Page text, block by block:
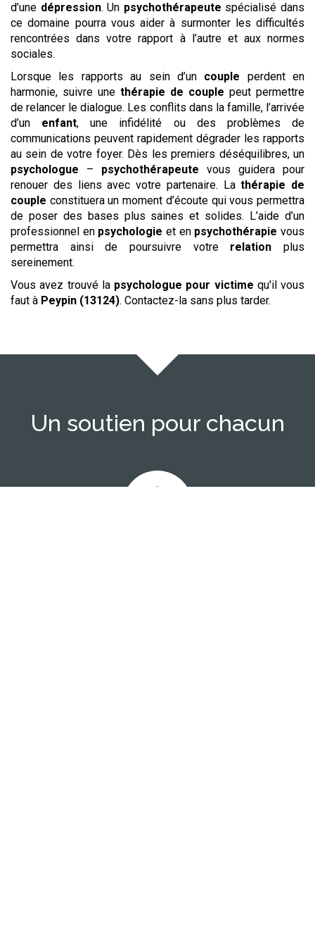
d’une dépression. Un psychothérapeute spécialisé dans
ce domaine pourra vous aider à surmonter les difficultés
rencontrées dans votre rapport à l’autre et aux normes
sociales.
Lorsque les rapports au sein d’un couple perdent en
harmonie, suivre une thérapie de couple peut permettre
de relancer le dialogue. Les conflits dans la famille, l’arrivée
d’un enfant, une infidélité ou des problèmes de
communications peuvent rapidement dégrader les rapports
au sein de votre foyer. Dès les premiers déséquilibres, un
psychologue – psychothérapeute vous guidera pour
renouer des liens avec votre partenaire. Lathérapie de
couple constituera un moment d’écoute qui vous permettra
de poser des bases plus saines et solides. L’aide d’un
professionnel en psychologieet en psychothérapie vous
permettra ainsi de poursuivre votre relation plus
sereinement.
Vous avez trouvé la psychologue pour victime qu'il vous
faut à Peypin (13124). Contactez-la sans plus tarder.
Un soutien pour chacun